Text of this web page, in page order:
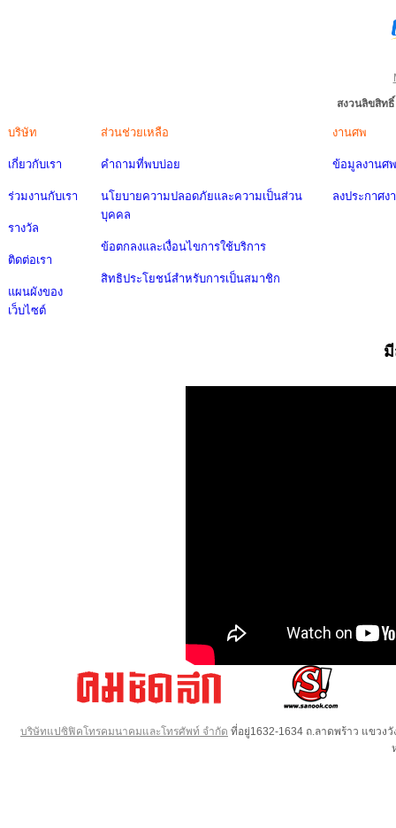
สงวนลิขสิท
บริษัท
เกี่ยวกับเรา
ร่วมงานกับเรา
รางวัล
ติดต่อเรา
แผนผังของ
เว็บไซต์
ส่วนช่วยเหลือ
คำถามที่พบบ่อย
นโยบายความปลอดภัยและความเป็นส่วน
บุคคล
ข้อตกลงและเงื่อนไขการใช้บริการ
สิทธิประโยชน์สำหรับการเป็นสมาชิก
งานศพ
ข้อมูลงานศพ
ลงประกาศง
บริษัทแปซิฟิคโทรคมนาคมและโทรศัพท์ จำกัด ที่อยู่1632-1634 ถ.ลาดพร้าว แขวง